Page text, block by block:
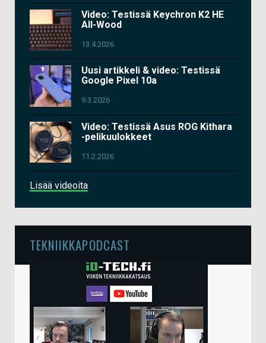
Video: Testissä Keychron K2 HE
All-Wood
13.4.2026
Uusi artikkeli & video: Testissä
Google Pixel 10a
9.3.2026
Video: Testissä Asus ROG Kithara
-pelikuulokkeet
11.2.2026
Lisää videoita
TEKNIIKKAPODCAST